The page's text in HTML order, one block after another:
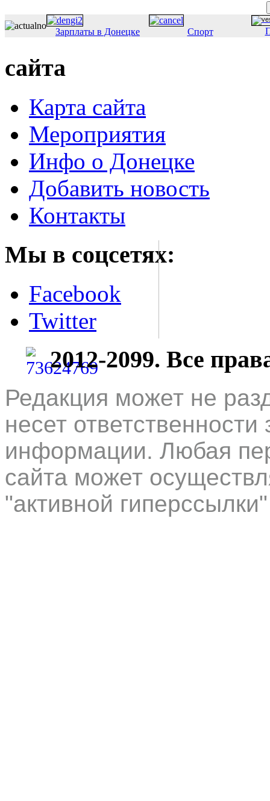
Зарплаты в Донецке Спорт
сайта
Карта сайта
Мероприятия
Инфо о Донецке
Добавить новость
Контакты
Мы в соцсетях:
Facebook
Twitter
2012-2099. Все
Редакция может не
несет
информации. Любая
сайта может
"активной